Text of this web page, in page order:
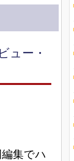
ュー・
集でハ